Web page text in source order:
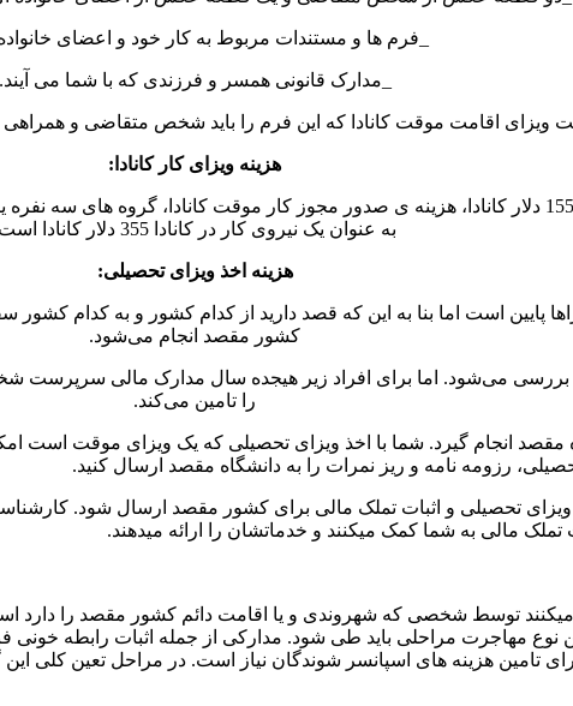
_فرم ها و مستندات مربوط به کار خود و اعضای
_مدارک قانونی همسر و فرزندی که با شما می آیند.
موقت کانادا که این فرم را باید شخص متقاضی و همراهی که بالای ۱۸ سال سن دارد به همراه
هزینه ویزای کار کانادا:
به عنوان یک نیروی کار در کانادا 355 دلار کانادا است.
هزینه اخذ ویزای تحصیلی:
پایین است اما بنا به این که قصد دارید از کدام کشور و به کدام کشور
کشور مقصد انجام می‌شود.
بررسی می‌شود. اما برای افراد زیر هیجده سال مدارک مالی
را تامین می‌کند.
انجام گیرد. شما با اخذ ویزای تحصیلی که یک ویزای موقت است
رزومه نامه و ریز نمرات را به دانشگاه مقصد ارسال کنید.
تحصیلی و اثبات تملک مالی برای کشور مقصد ارسال شود.
مالی به شما کمک میکنند و خدماتشان را ارائه میدهند.
توسط شخصی که شهروندی و یا اقامت دائم کشور مقصد را دارد
مهاجرت مراحلی باید طی شود. مدارکی از جمله اثبات رابطه خونی
تامین هزینه های اسپانسر شوندگان نیاز است. در مراحل تعین کلی